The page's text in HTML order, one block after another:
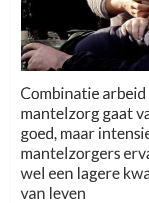
Time Appointments Booking
Contact Form
Book an Appointment
Combinatie arbeid
mantelzorg gaat
goed, maar
mantelzorgers
wel een lagere
van leven